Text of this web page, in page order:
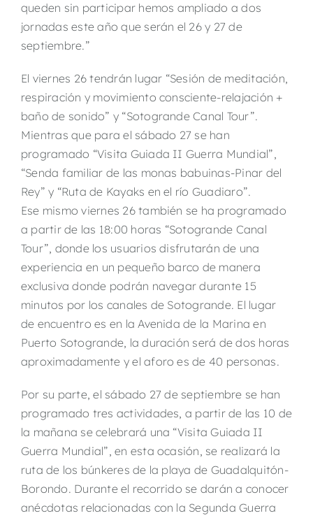
queden sin participar hemos ampliado a dos
jornadas este año que serán el 26 y 27 de
septiembre.”
El viernes 26 tendrán lugar “Sesión de meditación,
respiración y movimiento consciente-relajación +
baño de sonido” y “Sotogrande Canal Tour”.
Mientras que para el sábado 27 se han
programado “Visita Guiada II Guerra Mundial”,
“Senda familiar de las monas babuinas-Pinar del
Rey” y “Ruta de Kayaks en el río Guadiaro”.
Ese mismo viernes 26 también se ha programado
a partir de las 18:00 horas “Sotogrande Canal
Tour”, donde los usuarios disfrutarán de una
experiencia en un pequeño barco de manera
exclusiva donde podrán navegar durante 15
minutos por los canales de Sotogrande. El lugar
de encuentro es en la Avenida de la Marina en
Puerto Sotogrande, la duración será de dos horas
aproximadamente y el aforo es de 40 personas.
Por su parte, el sábado 27 de septiembre se han
programado tres actividades, a partir de las 10 de
la mañana se celebrará una “Visita Guiada II
Guerra Mundial”, en esta ocasión, se realizará la
ruta de los búnkeres de la playa de Guadalquitón-
Borondo. Durante el recorrido se darán a conocer
anécdotas relacionadas con la Segunda Guerra